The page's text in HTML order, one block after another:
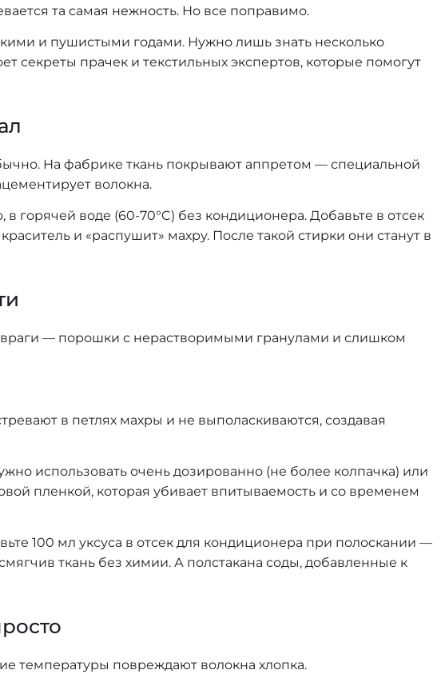
та самая нежность. Но все поправимо.
и пушистыми годами. Нужно лишь знать несколько
секреты прачек и текстильных экспертов, которые помогут
На фабрике ткань покрывают аппретом — специальной
волокна.
горячей воде (60-70°C) без кондиционера. Добавьте в отсек
и «распушит» махру. После такой стирки они станут в
— порошки с нерастворимыми гранулами и слишком
в петлях махры и не выполаскиваются, создавая
использовать очень дозированно (не более колпачка) или
пленкой, которая убивает впитываемость и со временем
100 мл уксуса в отсек для кондиционера при полоскании —
ткань без химии. А полстакана соды, добавленные к
температуры повреждают волокна хлопка.